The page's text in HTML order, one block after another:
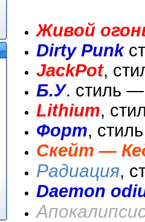
Живой
Dirty Punk
JackPot,
Б.У. стиль
Lithium,
Форт,
Скейт —
Радиация,
Daemon